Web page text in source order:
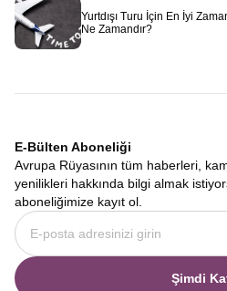
Yurtdışı Turu İçin En İyi
Ne Zamandır?
E-Bülten Aboneliği
Avrupa Rüyasının tüm haberleri,
yenilikleri hakkında bilgi almak
aboneliğimize kayıt ol.
Şimdi